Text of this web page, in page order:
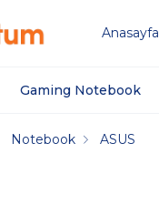
Anasayfa
Gaming Notebook
Notebook ASUS